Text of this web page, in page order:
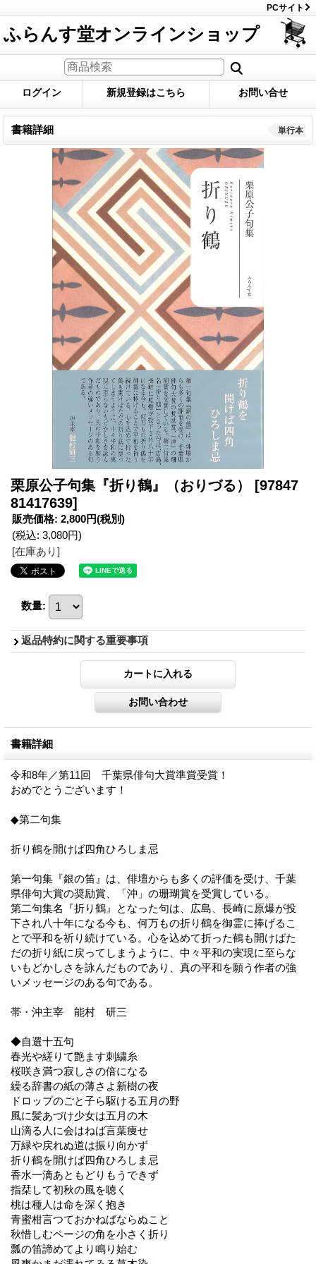
PCサイト
ふらんす堂オンラインショップ
ログイン 新規登録はこちら お問い合せ
書籍詳細 単行本
栗原公子句集『折り鶴』（おりづる）
[97847
81417639]
販売価格: 2,800円(税別)
(税込: 3,080円)
[在庫あり]
数量:
返品特約に関する重要事項
書籍詳細
令和8年／第11回 千葉県俳句大賞準賞受賞！
おめでとうございます！
◆第二句集
折り鶴を開けば四角ひろしま忌
第一句集『銀の笛』は、俳壇からも多くの評価を受け、千葉
県俳句大賞の奨励賞、「沖」の珊瑚賞を受賞している。
第二句集名『折り鶴』となった句は、広島、長崎に原爆が投
下され八十年になる今も、何万もの折り鶴を御霊に捧げるこ
とで平和を祈り続けている。心を込めて折った鶴も開けばた
だの折り紙に戻ってしまうように、中々平和の実現に至らな
いもどかしさを詠んだものであり、真の平和を願う作者の強
いメッセージのある句である。
帯・沖主宰 能村 研三
◆自選十五句
春光や縒りて艶ます刺繍糸
桜咲き満つ寂しさの倍になる
繰る辞書の紙の薄さよ新樹の夜
ドロップのごと子ら駆ける五月の野
風に髪あづけ少女は五月の木
山滴る人に会はねば言葉痩せ
万緑や戻れぬ道は振り向かず
折り鶴を開けば四角ひろしま忌
香水一滴あともどりもうできず
指栞して初秋の風を聴く
桃は種人は命を深く抱き
青蜜柑言つておかねばならぬこと
秋惜しむページの角を小さく折り
瓢の笛諦めてより鳴り始む